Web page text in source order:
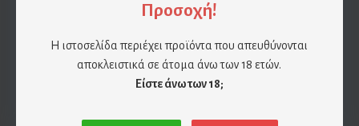
Προσοχή!
Η ιστοσελίδα περιέχει προϊόντα που απευθύνονται
αποκλειστικά σε άτομα άνω των 18 ετών.
Είστε άνω των 18;
πυροτεχνήματος λόγω πτώσης , υγρασίας και βίαιης συμπεριφοράς. Αν